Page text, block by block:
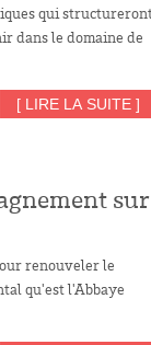
qui
dans le domaine de
[ LIRE LA SUITE ]
sur
renouveler le
qu'est l'Abbaye